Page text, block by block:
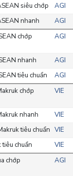
siêu chớp AGI
nhanh AGI
chớp AGI
nhanh AGI
tiêu chuẩn AGI
chớp VIE
nhanh VIE
tiêu chuẩn VIE
chuẩn VIE
chớp AGI